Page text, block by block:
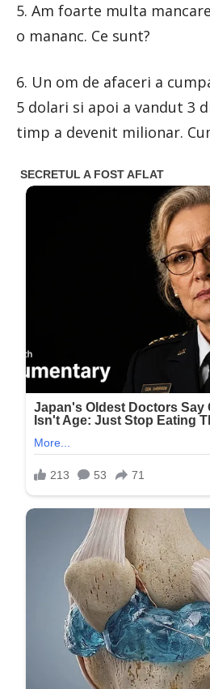
5. Am foarte multa
o mananc. Ce sunt?
6. Un om de afaceri a
5 dolari si apoi a vandut 3
timp a devenit milionar.